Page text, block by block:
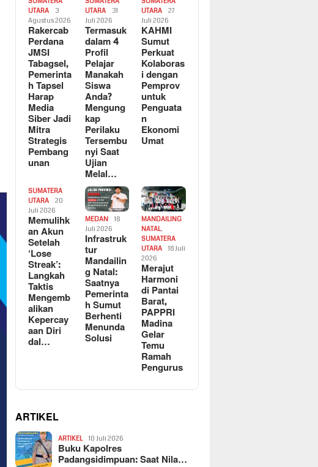
UTARA
3
Agustus 2026
Rakercab
Perdana
JMSI
Tabagsel,
Pemerinta
h Tapsel
Harap
Media
Siber Jadi
Mitra
Strategis
Pembang
unan
UTARA
31
Juli 2026
Termasuk
dalam 4
Profil
Pelajar
Manakah
Siswa
Anda?
Mengung
kap
Perilaku
Tersembu
nyi Saat
Ujian
Melal…
UTARA
27
Juli 2026
KAHMI
Sumut
Perkuat
Kolaboras
i dengan
Pemprov
untuk
Penguata
n
Ekonomi
Umat
SUMATERA
UTARA
20
Juli 2026
Memulihk
an Akun
Setelah
‘Lose
Streak’:
Langkah
Taktis
Mengemb
alikan
Kepercay
aan Diri
dal…
MEDAN
18
Juli 2026
Infrastruk
tur
Mandailin
g Natal:
Saatnya
Pemerinta
h Sumut
Berhenti
Menunda
Solusi
MANDAILING
NATAL,
SUMATERA
UTARA
18 Juli
2026
Merajut
Harmoni
di Pantai
Barat,
PAPPRI
Madina
Gelar
Temu
Ramah
Pengurus
ARTIKEL
ARTIKEL 10 Juli 2026
Buku Kapolres
Padangsidimpuan: Saat Nila…